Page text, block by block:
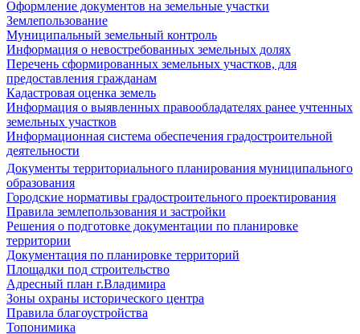
Оформление документов на земельные участки
Землепользование
Муниципальный земельный контроль
Информация о невостребованных земельных долях
Перечень сформированных земельных участков, для
предоставления гражданам
Кадастровая оценка земель
Информация о выявленных правообладателях ранее учтенных
земельных участков
Информационная система обеспечения градостроительной
деятельности
Документы территориального планирования муниципального
образования
Городские нормативы градостроительного проектирования
Правила землепользования и застройки
Решения о подготовке документации по планировке
территории
Документация по планировке территорий
Площадки под строительство
Адресный план г.Владимира
Зоны охраны исторического центра
Правила благоустройства
Топонимика